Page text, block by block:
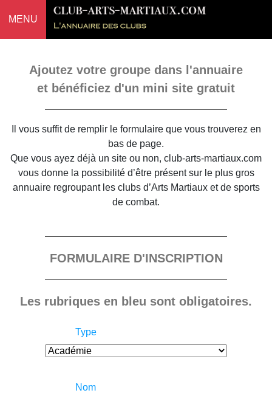
MENU
Ajoutez votre groupe dans l'annuaire
et bénéficiez d'un mini site gratuit
Il vous suffit de remplir le formulaire que vous trouverez en
bas de page.
Que vous ayez déjà un site ou non, club-arts-martiaux.com
vous donne la possibilité d’être présent sur le plus gros
annuaire regroupant les clubs d’Arts Martiaux et de sports
de combat.
FORMULAIRE D'INSCRIPTION
Les rubriques en bleu sont obligatoires.
Type
Nom